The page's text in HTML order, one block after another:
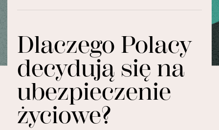
Dlaczego Polacy
decydują się na
ubezpieczenie
życiowe?